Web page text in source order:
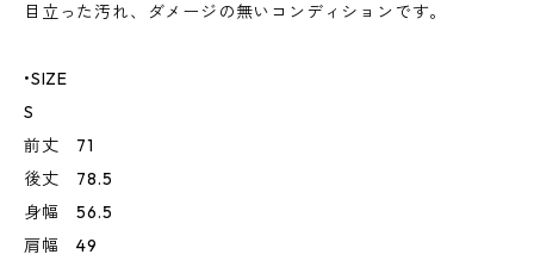
目立った汚れ、ダメージの無いコンディションです。
•SIZE
S
前丈 71
後丈 78.5
身幅 56.5
肩幅 49